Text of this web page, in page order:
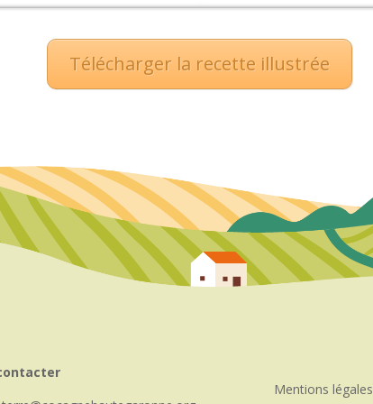
Télécharger la recette illustrée
Mentions légales